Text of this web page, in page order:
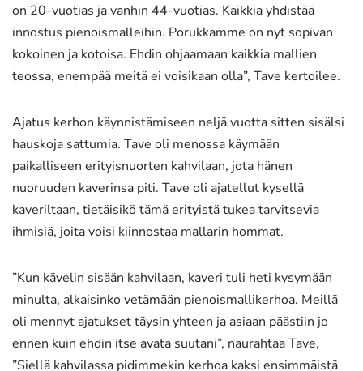
on 20-vuotias ja vanhin 44-vuotias. Kaikkia yhdistää
innostus pienoismalleihin. Porukkamme on nyt sopivan
kokoinen ja kotoisa. Ehdin ohjaamaan kaikkia mallien
teossa, enempää meitä ei voisikaan olla”, Tave kertoilee.
Ajatus kerhon käynnistämiseen neljä vuotta sitten sisälsi
hauskoja sattumia. Tave oli menossa käymään
paikalliseen erityisnuorten kahvilaan, jota hänen
nuoruuden kaverinsa piti. Tave oli ajatellut kysellä
kaveriltaan, tietäisikö tämä erityistä tukea tarvitsevia
ihmisiä, joita voisi kiinnostaa mallarin hommat.
”Kun kävelin sisään kahvilaan, kaveri tuli heti kysymään
minulta, alkaisinko vetämään pienoismallikerhoa. Meillä
oli mennyt ajatukset täysin yhteen ja asiaan päästiin jo
ennen kuin ehdin itse avata suutani”, naurahtaa Tave,
”Siellä kahvilassa pidimmekin kerhoa kaksi ensimmäistä